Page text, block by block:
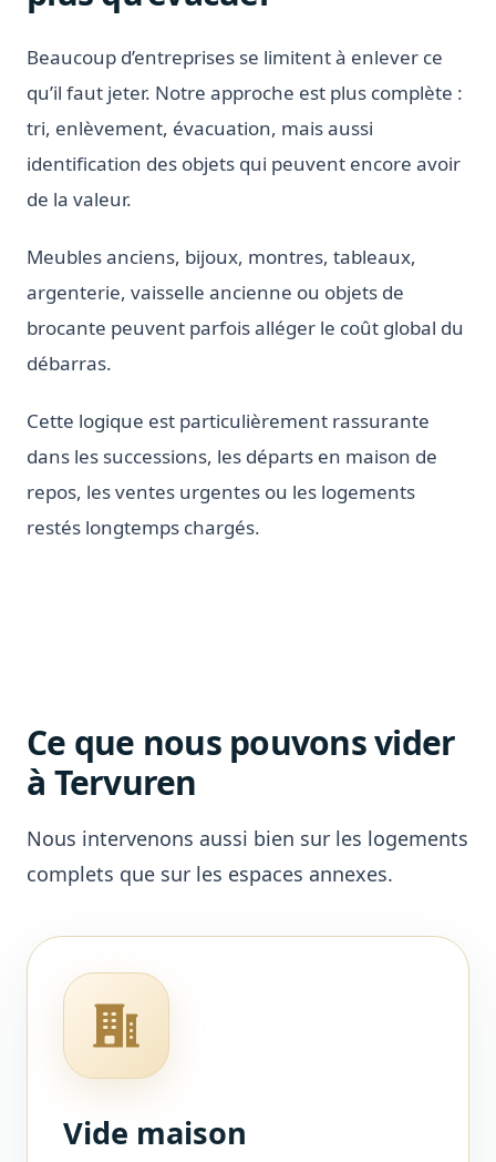
Beaucoup d’entreprises se limitent à enlever ce
qu’il faut jeter. Notre approche est plus complète :
tri, enlèvement, évacuation, mais aussi
identification des objets qui peuvent encore avoir
de la valeur.
Meubles anciens, bijoux, montres, tableaux,
argenterie, vaisselle ancienne ou objets de
brocante peuvent parfois alléger le coût global du
débarras.
Cette logique est particulièrement rassurante
dans les successions, les départs en maison de
repos, les ventes urgentes ou les logements
restés longtemps chargés.
Ce que nous pouvons vider
à Tervuren
Nous intervenons aussi bien sur les logements
complets que sur les espaces annexes.
Vide maison